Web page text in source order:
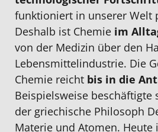
funktioniert in unserer Welt
Deshalb ist Chemie im
von der Medizin über den
Lebensmittelindustrie. Die
Chemie reicht bis in die
Beispielsweise beschäftigte
der griechische Philosoph
Materie und Atomen. Heute